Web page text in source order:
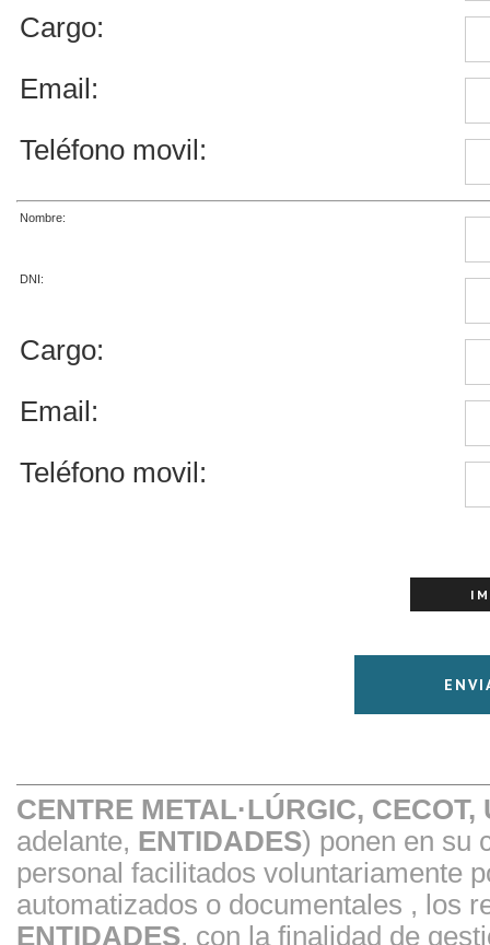
Cargo:
Email:
Teléfono movil:
Nombre:
DNI:
Cargo:
Email:
Teléfono movil:
CENTRE METAL·LÚRGIC,
adelante, ENTIDADES) ponen en su
personal facilitados voluntariamente
automatizados o documentales , los
ENTIDADES, con la finalidad de